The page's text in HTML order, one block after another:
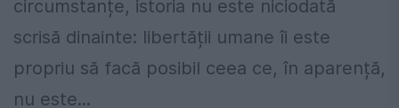
circumstanțe, istoria nu este niciodată
scrisă dinainte: libertății umane îi este
propriu să facă posibil ceea ce, în aparență,
nu este...